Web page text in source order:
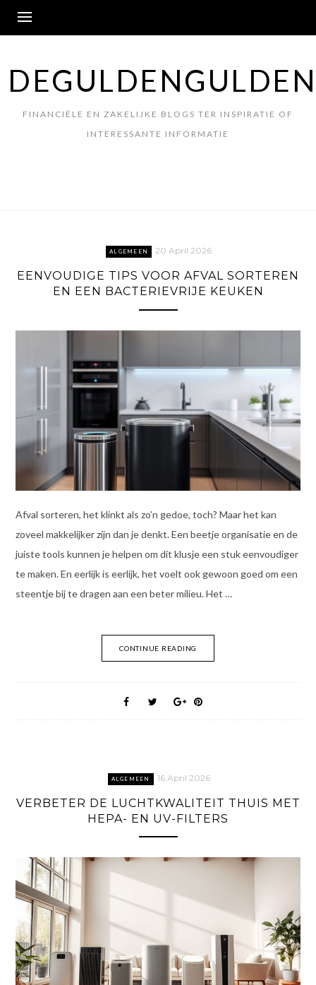
content
FINANCIËLE EN ZAKELIJKE BLOGS TER INSPIRATIE OF
INTERESSANTE INFORMATIE
ALGEMEEN 20 April 2026
EENVOUDIGE TIPS VOOR AFVAL SORTEREN
EN EEN BACTERIEVRIJE KEUKEN
Afval sorteren, het klinkt als zo’n gedoe, toch? Maar het kan
zoveel makkelijker zijn dan je denkt. Een beetje organisatie en de
juiste tools kunnen je helpen om dit klusje een stuk eenvoudiger
te maken. En eerlijk is eerlijk, het voelt ook gewoon goed om een
steentje bij te dragen aan een beter milieu. Het …
CONTINUE READING
ALGEMEEN 16 April 2026
VERBETER DE LUCHTKWALITEIT THUIS MET
HEPA- EN UV-FILTERS